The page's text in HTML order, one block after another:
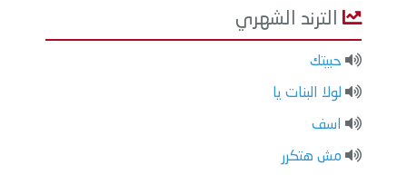
الترند الشهري
حبيتك
لولا البنات يا
اسف
مش هتكرر